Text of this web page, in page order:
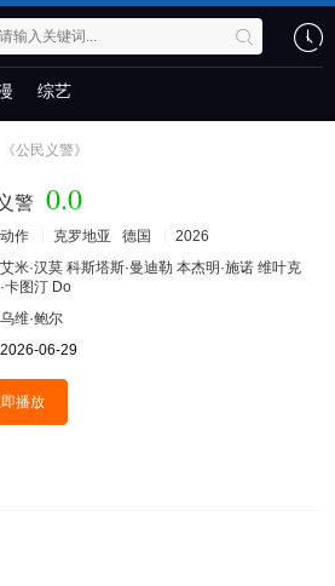
综艺
《公民义警》
警 0.0
动作 克罗地亚 德国
2026
艾米·汉莫 科斯塔斯·曼迪勒 本杰明·施诺 维叶克
卡图汀 Do
乌维·鲍尔
2026-06-29
播放